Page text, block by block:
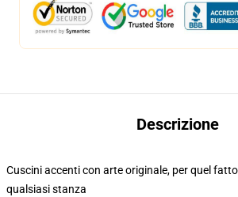
Descrizione
Cuscini accenti con arte originale, per quel
qualsiasi stanza